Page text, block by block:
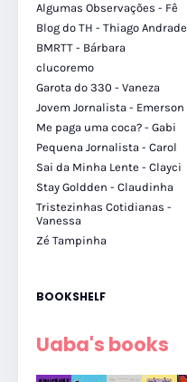
Algumas Observações - Fê
Blog do TH - Thiago Andrade
BMRTT - Bárbara
clucoremo
Garota do 330 - Vaneza
Jovem Jornalista - Emerson
Me paga uma coca? - Gabi
Pequena Jornalista - Carol
Sai da Minha Lente - Clayci
Stay Goldden - Claudinha
Tristezinhas Cotidianas -
Vanessa
Zé Tampinha
BOOKSHELF
Uaba's books